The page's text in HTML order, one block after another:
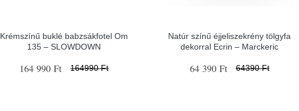
Krémszínű buklé babzsákfotel Om
135 – SLOWDOWN
164 990 Ft 164990 Ft
Natúr színű éjjeliszekrény tölgyfa
dekorral Ecrin – Marckeric
64 390 Ft 64390 Ft